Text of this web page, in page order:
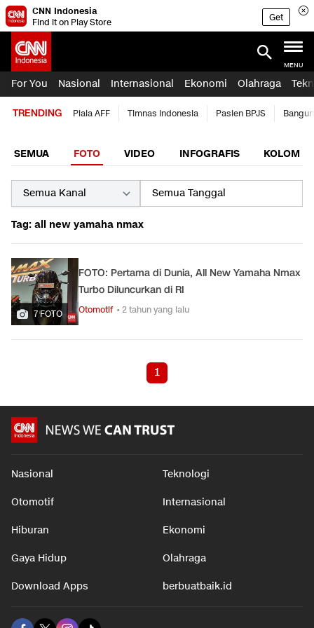
CNN Indonesia
Find it on Play Store
Get
MENU
For You Nasional Internasional Ekonomi Olahraga
TRENDING Piala AFF Timnas Indonesia Pasien BPJS
SEMUA FOTO VIDEO INFOGRAFIS KOLOM
Tag: all new yamaha nmax
7 FOTO
FOTO: Pertama di Dunia, All New Yamaha Nmax
Turbo Diluncurkan di RI
Otomotif • 2 tahun yang lalu
1
Nasional Teknologi
Otomotif Internasional
Hiburan Ekonomi
Gaya Hidup Olahraga
Download Apps berbuatbaik.id